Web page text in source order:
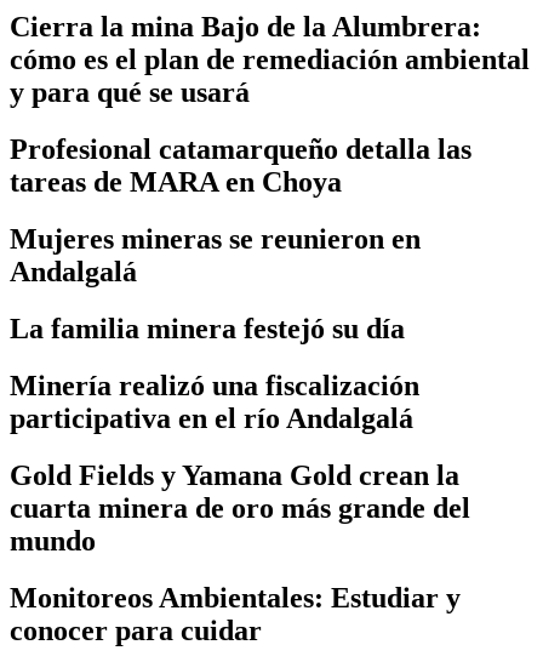
Cierra la mina Bajo de la Alumbrera:
cómo es el plan de remediación ambiental
y para qué se usará
Profesional catamarqueño detalla las
tareas de MARA en Choya
Mujeres mineras se reunieron en
Andalgalá
La familia minera festejó su día
Minería realizó una fiscalización
participativa en el río Andalgalá
Gold Fields y Yamana Gold crean la
cuarta minera de oro más grande del
mundo
Monitoreos Ambientales: Estudiar y
conocer para cuidar